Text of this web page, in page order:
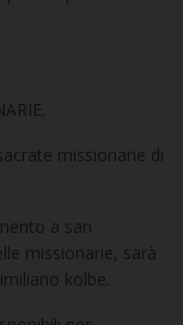
missionarie di
a san
missionarie, sarà
kolbe.